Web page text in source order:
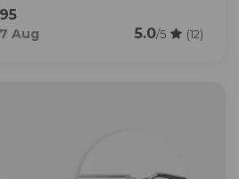
Aug 5.0/5 (12)